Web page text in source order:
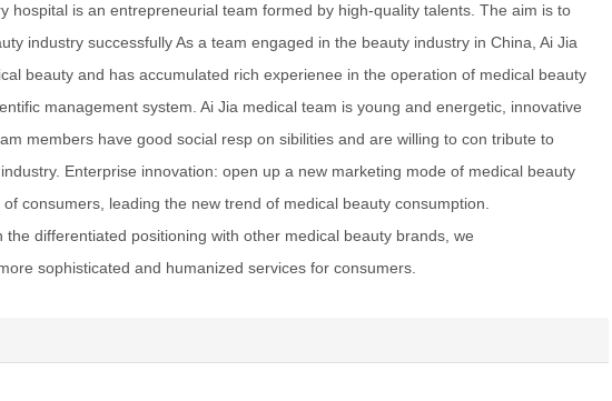
hospital is an entrepreneurial team formed by high-quality talents. The aim is to
industry successfully As a team engaged in the beauty industry in China, Ai Jia
beauty and has accumulated rich experienee in the operation of medical beauty
management system. Ai Jia medical team is young and energetic, innovative
members have good social resp on sibilities and are willing to con tribute to
Enterprise innovation: open up a new marketing mode of medical beauty
consumers, leading the new trend of medical beauty consumption.
differentiated positioning with other medical beauty brands, we
sophisticated and humanized services for consumers.